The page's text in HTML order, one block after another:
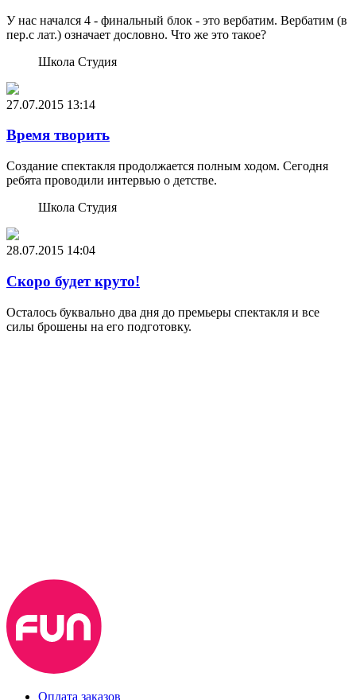
У нас начался 4 - финальный блок - это вербатим. Вербатим (в
пер.с лат.) означает дословно. Что же это такое?
Школа Студия
27.07.2015 13:14
Время творить
Создание спектакля продолжается полным ходом. Сегодня
ребята проводили интервью о детстве.
Школа Студия
28.07.2015 14:04
Скоро будет круто!
Осталось буквально два дня до премьеры спектакля и все
силы брошены на его подготовку.
Оплата заказов